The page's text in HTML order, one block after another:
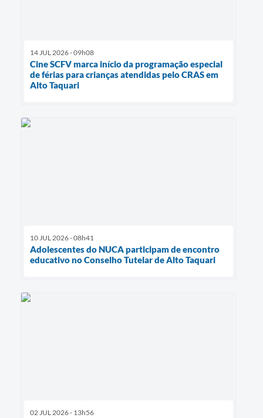
14 JUL 2026 - 09h08
Cine SCFV marca início da programação especial
de férias para crianças atendidas pelo CRAS em
Alto Taquari
10 JUL 2026 - 08h41
Adolescentes do NUCA participam de encontro
educativo no Conselho Tutelar de Alto Taquari
02 JUL 2026 - 13h56